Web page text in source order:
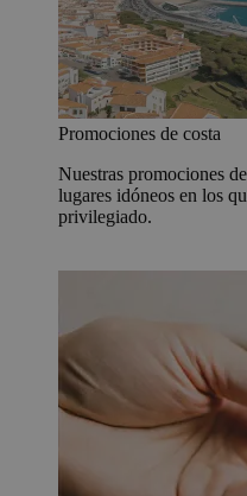
Promociones de costa
Nuestras promociones
lugares idóneos en los
privilegiado.